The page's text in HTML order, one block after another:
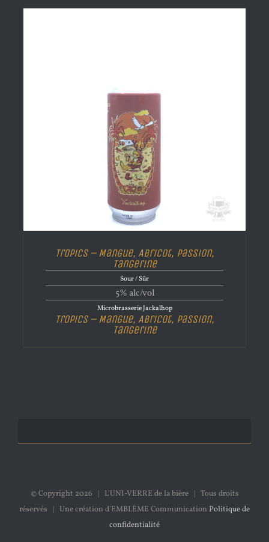
Tropics – Mangue, Abricot, Passion,
Tangerine
Sour / Sûr
5% alc/vol
Microbrasserie Jackalhop
Tropics – Mangue, Abricot, Passion,
Tangerine
© Copyright 2026 | L'UNI-VERRE de la bière | Tous droits
réservés | Une création d'EMBLÈME Communication Politique de
confidentialité